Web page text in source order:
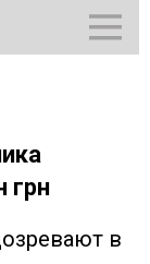
грн
в